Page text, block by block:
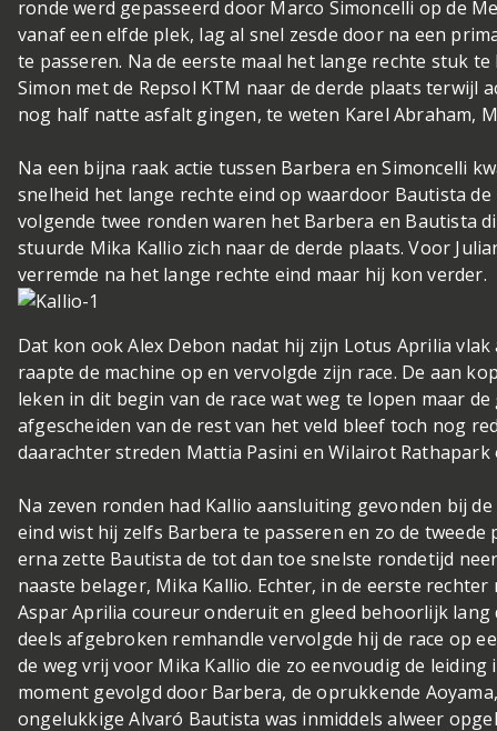
ronde werd gepasseerd door Marco Simoncelli op de
vanaf een elfde plek, lag al snel zesde door na een
te passeren. Na de eerste maal het lange rechte stuk
Simon met de Repsol KTM naar de derde plaats terwijl
nog half natte asfalt gingen, te weten Karel Abraham,
Na een bijna raak actie tussen Barbera en Simoncelli
snelheid het lange rechte eind op waardoor Bautista
volgende twee ronden waren het Barbera en Bautista
stuurde Mika Kallio zich naar de derde plaats. Voor
verremde na het lange rechte eind maar hij kon verder.
Dat kon ook Alex Debon nadat hij zijn Lotus Aprilia
raapte de machine op en vervolgde zijn race. De aan
leken in dit begin van de race wat weg te lopen maar
afgescheiden van de rest van het veld bleef toch nog
daarachter streden Mattia Pasini en Wilairot Rathapark
Na zeven ronden had Kallio aansluiting gevonden bij
eind wist hij zelfs Barbera te passeren en zo de tweede
erna zette Bautista de tot dan toe snelste rondetijd
naaste belager, Mika Kallio. Echter, in de eerste
Aspar Aprilia coureur onderuit en gleed behoorlijk lang
deels afgebroken remhandle vervolgde hij de race op
de weg vrij voor Mika Kallio die zo eenvoudig de
moment gevolgd door Barbera, de oprukkende
ongelukkige Alvaró Bautista was inmiddels alweer